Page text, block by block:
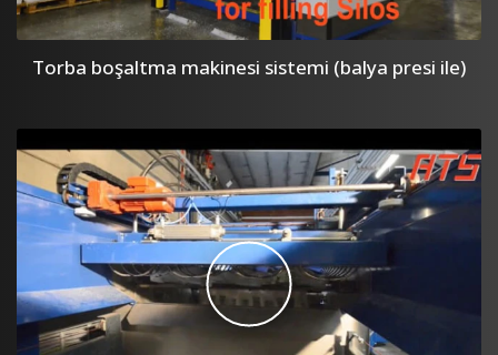
Torba boşaltma makinesi sistemi (balya presi ile)